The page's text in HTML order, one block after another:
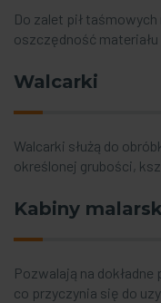
Do zalet pił
oszczędność
Walcarki
Walcarki służą do
określonej grubości,
Kabiny
Pozwalają na
co przyczynia się do